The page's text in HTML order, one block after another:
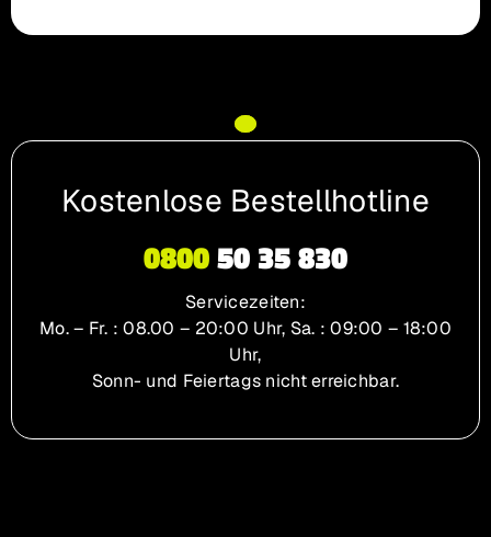
Kostenlose Bestellhotline
080050 35 830
Servicezeiten:
Mo. – Fr. : 08.00 – 20:00 Uhr, Sa. : 09:00 – 18:00
Uhr,
Sonn- und Feiertags nicht erreichbar.